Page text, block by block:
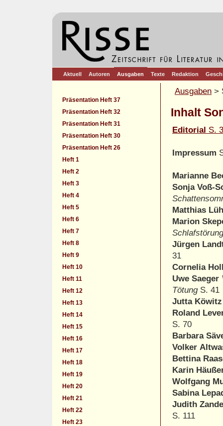
Aktuell Autoren Ausgaben Texte Redaktion
Präsentation Heft 37
Präsentation Heft 32
Präsentation Heft 31
Präsentation Heft 30
Präsentation Heft 26
Heft 1
Heft 2
Heft 3
Heft 4
Heft 5
Heft 6
Heft 7
Heft 8
Heft 9
Heft 10
Heft 11
Heft 12
Heft 13
Heft 14
Heft 15
Heft 16
Heft 17
Heft 18
Heft 19
Heft 20
Heft 21
Heft 22
Heft 23
Ausgaben >
Inhalt
Editorial S. 3
Impressum
Marianne
Sonja Voß-
Matthias
Marion
Jürgen
31
Cornelia
Uwe Saeger
Tötung S. 41
Jutta
Roland
S. 70
Barbara
Volker
Bettina
Karin
Wolfgang
Sabina
Judith
S. 111